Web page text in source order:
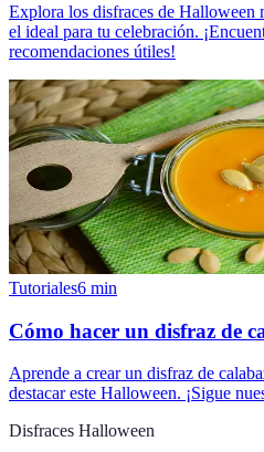
Explora los disfraces de Halloween
el ideal para tu celebración.
recomendaciones útiles!
Tutoriales6 min
Cómo hacer un disfraz de
Aprende a crear un disfraz de
destacar este Halloween. ¡Sigue
Disfraces Halloween